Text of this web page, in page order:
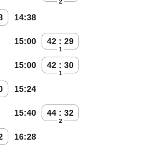
2
14:38
42 : 29
1
15:00
42 : 30
1
15:00
15:24
44 : 32
2
15:40
16:28